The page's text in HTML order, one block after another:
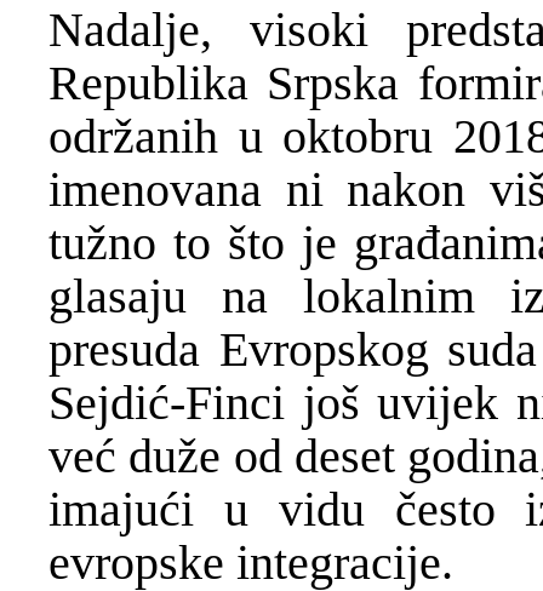
Nadalje, visoki
Republika Srpska
održanih u oktobru
imenovana ni nakon
tužno to što je
glasaju na lokalnim
presuda Evropskog
Sejdić-Finci još uvijek
već duže od deset
imajući u vidu često
evropske integracije.